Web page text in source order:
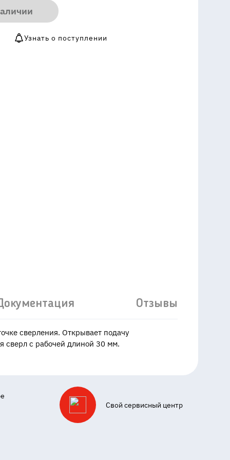
Узнать о поступлении
Отзывы
сверления. Открывает подачу
с рабочей длиной 30 мм.
Свой сервисный центр